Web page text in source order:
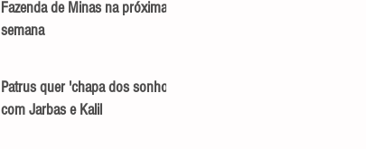
Fazenda de Minas na próxima
semana
Patrus quer 'chapa dos sonhos'
com Jarbas e Kalil